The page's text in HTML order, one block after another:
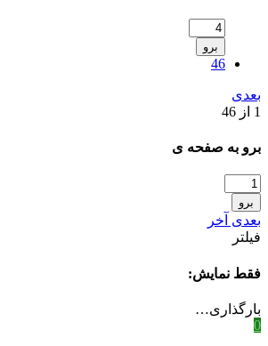
برو
46
بعدی
1 از 46
برو به صفحه ی
برو
بعدی آخر
فیلتر
فقط نمایش:
بارگذاری…
0